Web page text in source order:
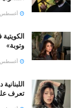
أغسطس 9, 2026
وتوبة» ‏
أغسطس 8, 2026
تعرف